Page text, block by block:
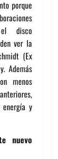
porque
disco
ver la
(Ex
Además
menos
y
nuevo